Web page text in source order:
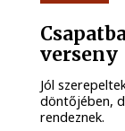
verseny
Jól
döntőjében,
rendeznek.